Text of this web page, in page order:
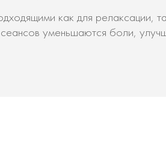
как для релаксации,
уменьшаются боли,